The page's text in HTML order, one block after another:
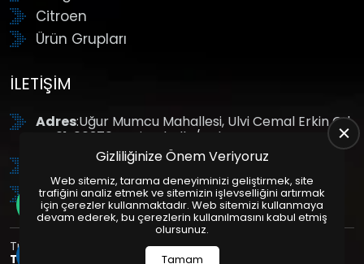
Citroen
Ürün Grupları
İLETIŞIM
Adres:Uğur Mumcu Mahallesi, Ulvi Cemal Erkin Cd.
No:61, 06370 Yenimahalle/Ankara
: +90 (312) 354 8888
GSM: +90 (532) 343 4085
Tüm Hakları Saklıdır. | Bu site Us Yazılım
Tasarım
Paketleri ile Hazırlanmıştır. © 2025
Gizliliğinize Önem Veriyoruz
Web sitemiz, tarama deneyiminizi geliştirmek, site
trafiğini analiz etmek ve sitemizin işlevselliğini artırmak
için çerezler kullanmaktadır. Web sitemizi kullanmaya
devam ederek, bu çerezlerin kullanılmasını kabul etmiş
olursunuz.
Tamam